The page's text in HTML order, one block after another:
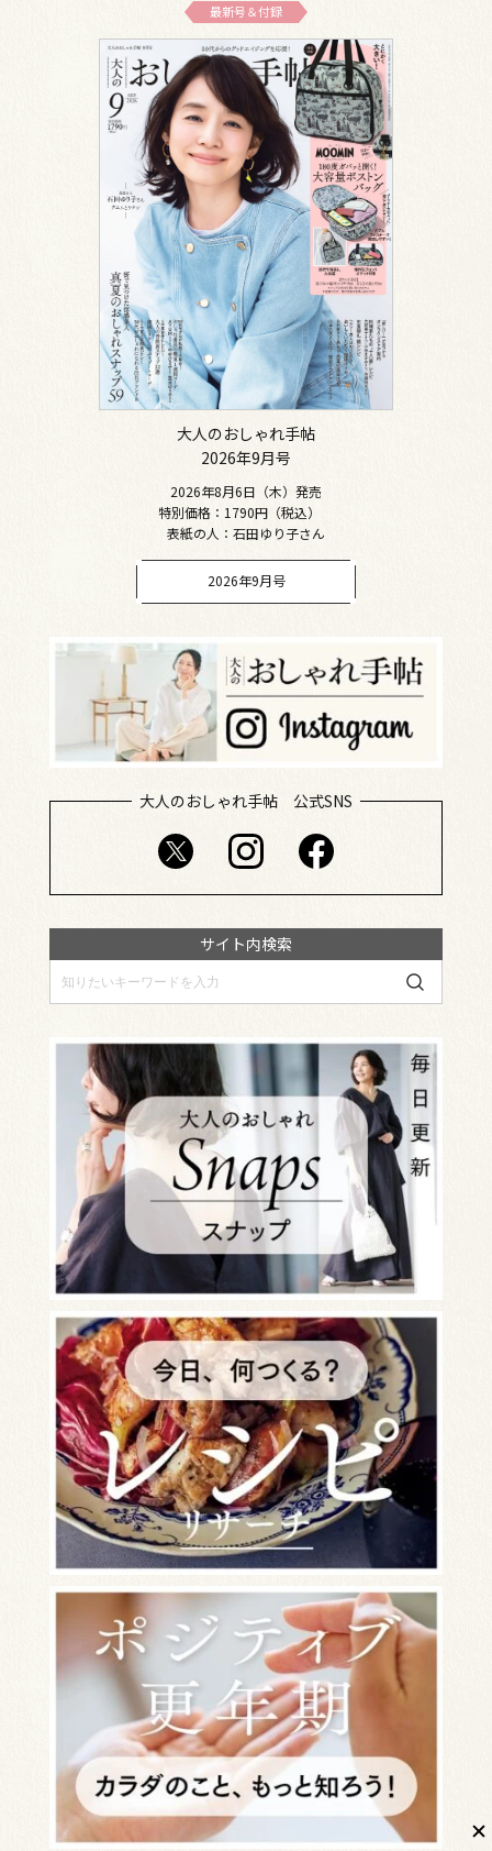
最新号＆付録
大人のおしゃれ手帖
2026年9月号
2026年8月6日（木）発売
特別価格：1790円（税込）
表紙の人：石田ゆり子さん
2026年9月号
大人のおしゃれ手帖 公式SNS
サイト内検索